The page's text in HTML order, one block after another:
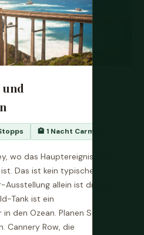
🏨 1 Nacht Carmel
wo das Hauptereignis das
Das ist kein typisches
allein ist die $55
Tank ist ein
den Ozean. Planen Sie
Cannery Row, die